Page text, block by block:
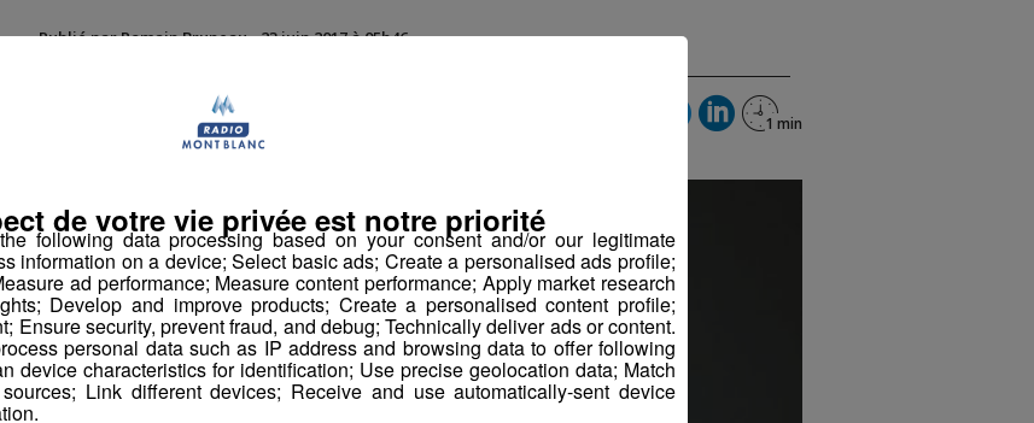
Publié par Romain Bruneau-23 juin 2017 à 05h46
following data processing based on your consent and/or our legitimate
information on a device; Select basic ads; Create a personalised ads profile;
ad performance; Measure content performance; Apply market research
Develop and improve products; Create a personalised content profile;
Ensure security, prevent fraud, and debug; Technically deliver ads or content.
personal data such as IP address and browsing data to offer following
device characteristics for identification; Use precise geolocation data; Match
Link different devices; Receive and use automatically-sent device
de votre vie privée est notre priorité